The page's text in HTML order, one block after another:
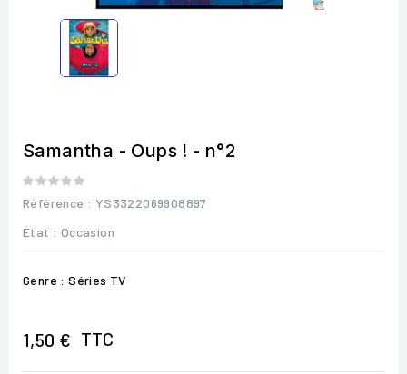
Samantha - Oups ! - n°2
Référence : YS3322069908897
État : Occasion
Genre : Séries TV
1,50 € TTC